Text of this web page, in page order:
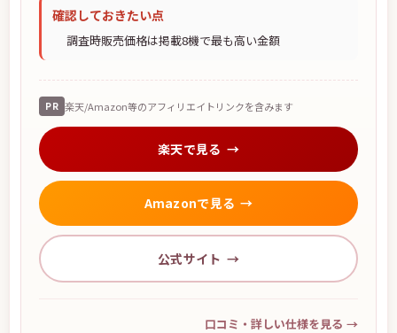
確認しておきたい点
調査時販売価格は掲載8機で最も高い金額
PR 楽天/Amazon等のアフィリエイトリンクを含みます
楽天で見る
Amazonで見る
公式サイト
口コミ・詳しい仕様を見る →